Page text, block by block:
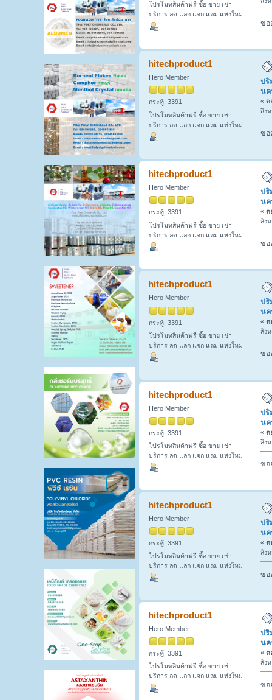
โปรโมทสินค้าฟรี ซื้อ ขาย เช่า
บริการ ลด แลก แจก แถม แห่งใหม่
ขอ
hitechproduct1
Hero Member
กระทู้: 3391
โปรโมทสินค้าฟรี ซื้อ ขาย เช่า
บริการ ลด แลก แจก แถม แห่งใหม่
ปริ
นค
« ต
สิง
ขอ
hitechproduct1
Hero Member
กระทู้: 3391
โปรโมทสินค้าฟรี ซื้อ ขาย เช่า
บริการ ลด แลก แจก แถม แห่งใหม่
ปริ
นค
« ต
สิง
ขอ
hitechproduct1
Hero Member
กระทู้: 3391
โปรโมทสินค้าฟรี ซื้อ ขาย เช่า
บริการ ลด แลก แจก แถม แห่งใหม่
ปริ
นค
« ต
สิง
ขอ
hitechproduct1
Hero Member
กระทู้: 3391
โปรโมทสินค้าฟรี ซื้อ ขาย เช่า
บริการ ลด แลก แจก แถม แห่งใหม่
ปริ
นค
« ต
สิง
ขอ
hitechproduct1
Hero Member
กระทู้: 3391
โปรโมทสินค้าฟรี ซื้อ ขาย เช่า
บริการ ลด แลก แจก แถม แห่งใหม่
ปริ
นค
« ต
สิง
ขอ
hitechproduct1
Hero Member
กระทู้: 3391
โปรโมทสินค้าฟรี ซื้อ ขาย เช่า
บริการ ลด แลก แจก แถม แห่งใหม่
ปริ
นค
« ต
สิง
ขอ